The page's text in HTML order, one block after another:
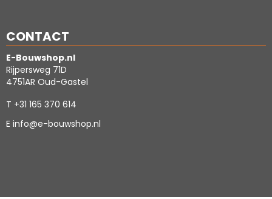
CONTACT
E-Bouwshop.nl
Rijpersweg 71D
4751AR Oud-Gastel
T +31 165 370 614
E info@e-bouwshop.nl